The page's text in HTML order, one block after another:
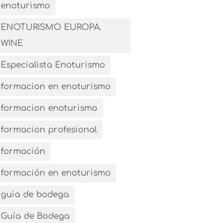
enoturismo
ENOTURISMO EUROPA.
WINE
Especialista Enoturismo
formacion en enoturismo
formacion enoturismo
formacion profesional
formación
formación en enoturismo
guia de bodega
Guía de Bodega